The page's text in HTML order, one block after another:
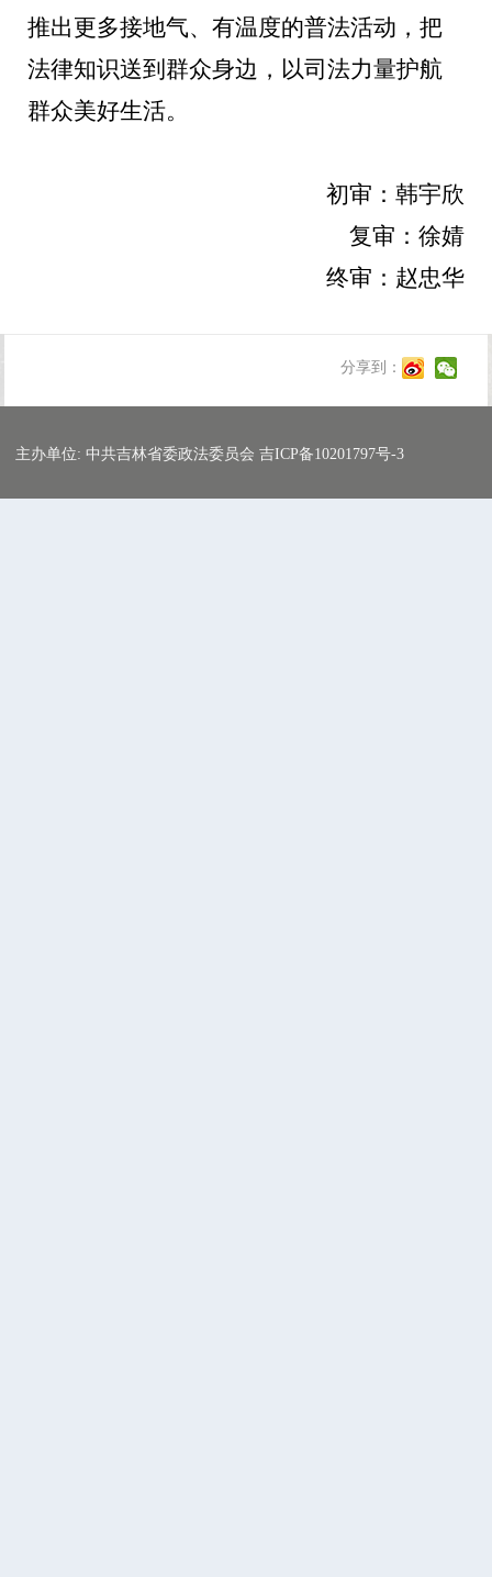
推出更多接地气、有温度的普法活动，把
法律知识送到群众身边，以司法力量护航
群众美好生活。
初审：韩宇欣
复审：徐婧
终审：赵忠华
分享到：
主办单位: 中共吉林省委政法委员会 吉ICP备10201797号-3